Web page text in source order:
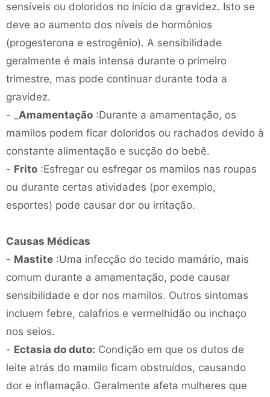
sensíveis ou doloridos no início da gravidez. Isto se
deve ao aumento dos níveis de hormônios
(progesterona e estrogênio). A sensibilidade
geralmente é mais intensa durante o primeiro
trimestre, mas pode continuar durante toda a
gravidez.
- _ Amamentação :Durante a amamentação, os
mamilos podem ficar doloridos ou rachados devido à
constante alimentação e sucção do bebê.
- Frito :Esfregar ou esfregar os mamilos nas roupas
ou durante certas atividades (por exemplo,
esportes) pode causar dor ou irritação.
Causas Médicas
- Mastite :Uma infecção do tecido mamário, mais
comum durante a amamentação, pode causar
sensibilidade e dor nos mamilos. Outros sintomas
incluem febre, calafrios e vermelhidão ou inchaço
nos seios.
- Ectasia do duto: Condição em que os dutos de
leite atrás do mamilo ficam obstruídos, causando
dor e inflamação. Geralmente afeta mulheres que